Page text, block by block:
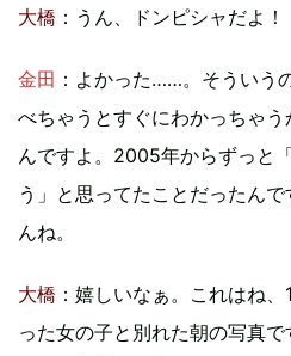
大橋 ：うん、ドンピシャだよ！
金田 ：よかった……。そういう
べちゃうとすぐにわかっちゃ
んですよ。2005年からずっと
う」と思ってたことだったん
んね。
大橋 ：嬉しいなぁ。これはね
った女の子と別れた朝の写真